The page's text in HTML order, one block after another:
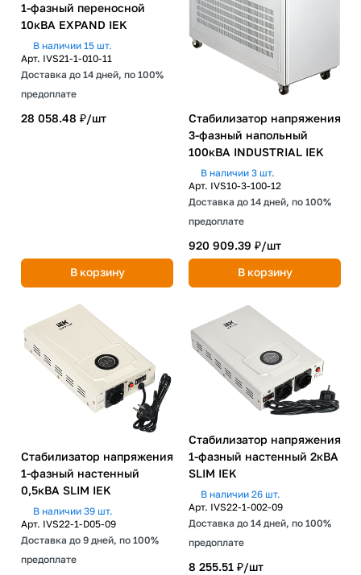
1-фазный переносной
10кВА EXPAND IEK
В наличии 15 шт.
Арт. IVS21-1-010-11
Доставка до 14 дней, по 100%
предоплате
28 058.48 ₽/шт
В корзину
Стабилизатор напряжения
3-фазный напольный
100кВА INDUSTRIAL IEK
В наличии 3 шт.
Арт. IVS10-3-100-12
Доставка до 14 дней, по 100%
предоплате
920 909.39 ₽/шт
В корзину
Стабилизатор напряжения
1-фазный настенный
0,5кВА SLIM IEK
В наличии 39 шт.
Арт. IVS22-1-D05-09
Доставка до 9 дней, по 100%
предоплате
Стабилизатор напряжения
1-фазный настенный 2кВА
SLIM IEK
В наличии 26 шт.
Арт. IVS22-1-002-09
Доставка до 14 дней, по 100%
предоплате
8 255.51 ₽/шт